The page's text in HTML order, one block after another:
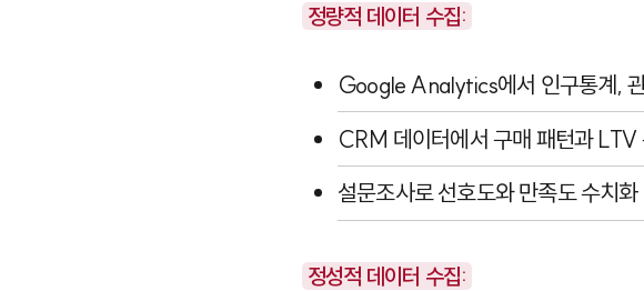
정량적 데이터 수집:
Google Analytics에서 인구통계,
CRM 데이터에서 구매 패턴과 LTV
설문조사로 선호도와 만족도 수치화
정성적 데이터 수집: